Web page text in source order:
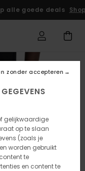
alle goede deals
gelijkwaardige
op te slaan
(zoals je
worden gebruikt
te
en content te
zonder accepteren